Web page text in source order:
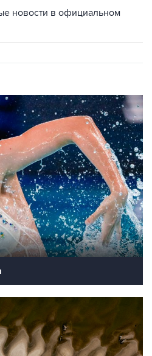
новости в официальном